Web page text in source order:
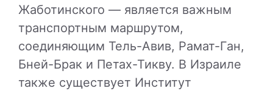
Жаботинского — является важным
транспортным маршрутом,
соединяющим Тель-Авив, Рамат-Ган,
Бней-Брак и Петах-Тикву. В Израиле
также существует Институт